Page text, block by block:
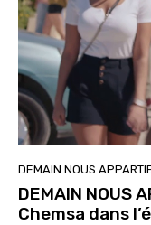
DEMAIN NOUS
DEMAIN NOUS
Chemsa dans